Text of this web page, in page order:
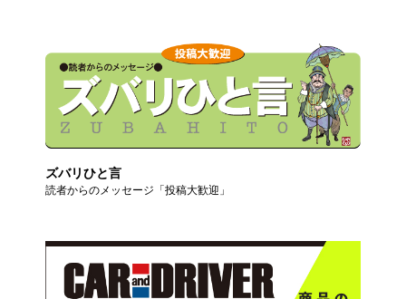
ズバリひと言
読者からのメッセージ「投稿大歓迎」